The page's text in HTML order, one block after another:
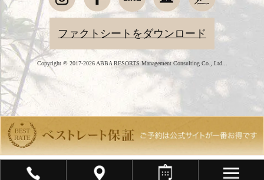
ファクトシートをダウンロード
Copyright © 2017-2026 ABBA RESORTS Management Consulting Co., Ltd...